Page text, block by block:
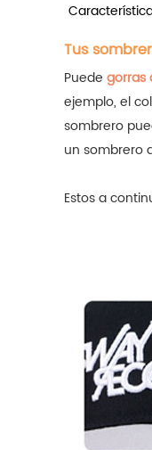
Tus
Puede gorras
ejemplo, el
sombrero
un sombrero
Estos a